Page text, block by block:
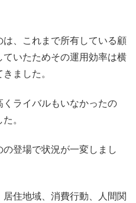
、これまで所有している顧
いたためその運用効率は横
ました。
ライバルもいなかったの
。
登場で状況が一変しまし
住地域、消費行動、人間関